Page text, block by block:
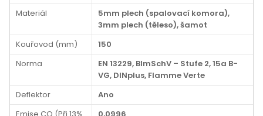
Materiál
5mm plech (spalovací komora),
3mm plech (těleso), šamot
Kouřovod (mm)
150
Norma
EN 13229, BImSchV – Stufe 2, 15a B-
VG, DINplus, Flamme Verte
Deflektor
Ano